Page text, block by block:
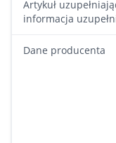
Artykuł
informacja
Dane producenta